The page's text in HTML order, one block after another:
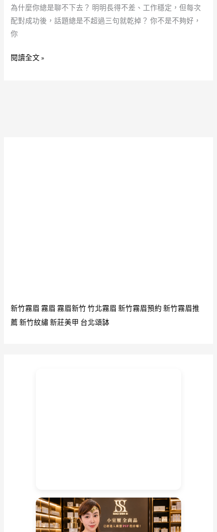
最
真
實
為什麼你總是聊不下去？ 明明長得不差、工作穩定，但每次
配對成功後，話題總是不超過三句就乾掉？ 你不是不夠好，
你
未
婚
單
聯
戰
閱讀全文 »
新竹霧眉 霧眉 霧眉新竹 竹北霧眉 新竹霧眉預約 新竹霧眉推
薦 新竹紋繡 新莊美甲 台北頌缽